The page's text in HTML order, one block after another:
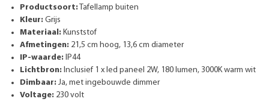
Productsoort:Tafellamp buiten
Kleur: Grijs
Materiaal: Kunststof
Afmetingen: 21,5 cm hoog, 13,6 cm diameter
IP-waarde: IP44
Lichtbron: Inclusief 1 x led paneel 2W, 180 lumen, 3000K warm wit
Dimbaar: Ja, met ingebouwde dimmer
Voltage: 230 volt